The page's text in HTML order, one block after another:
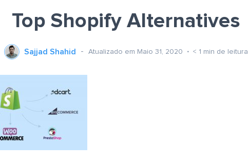
Top Shopify Alternatives
Sajjad Shahid Atualizado em Maio 31, 2020 < 1 min de leitura